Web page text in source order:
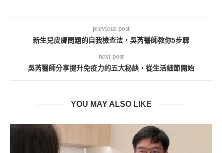
previous post
新生兒皮膚問題的自我檢查法，吳芮醫師教你5步驟
next post
吳芮醫師分享提升免疫力的五大秘訣，從生活細節開始
YOU MAY ALSO LIKE